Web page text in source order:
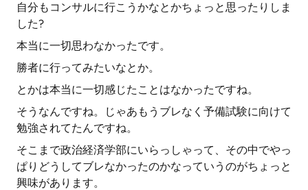
自分もコンサルに行こうかなとかちょっと思ったりしま
した?
本当に一切思わなかったです。
勝者に行ってみたいなとか。
とかは本当に一切感じたことはなかったですね。
そうなんですね。じゃあもうブレなく予備試験に向けて
勉強されてたんですね。
そこまで政治経済学部にいらっしゃって、その中でやっ
ぱりどうしてブレなかったのかなっていうのがちょっと
興味があります。